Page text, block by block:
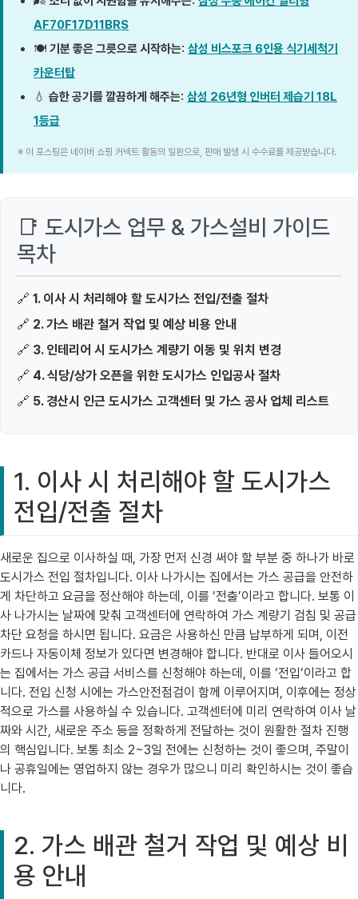
AF70F17D11BRS
🍽️ 기분 좋은 그릇으로 시작하는: 삼성 비스포크 6인용 식기세척기
카운터탑
💧 습한 공기를 깔끔하게 해주는: 삼성 26년형 인버터 제습기 18L
1등급
※ 이 포스팅은 네이버 쇼핑 커넥트 활동의 일환으로, 판매 발생 시 수수료를 제공받습니다.
📑 도시가스 업무 & 가스설비 가이드
목차
🔗 1. 이사 시 처리해야 할 도시가스 전입/전출 절차
🔗 2. 가스 배관 철거 작업 및 예상 비용 안내
🔗 3. 인테리어 시 도시가스 계량기 이동 및 위치 변경
🔗 4. 식당/상가 오픈을 위한 도시가스 인입공사 절차
🔗 5. 경산시 인근 도시가스 고객센터 및 가스 공사 업체 리스트
1. 이사 시 처리해야 할 도시가스
전입/전출 절차
새로운 집으로 이사하실 때, 가장 먼저 신경 써야 할 부분 중 하나가 바로
도시가스 전입 절차입니다. 이사 나가시는 집에서는 가스 공급을 안전하
게 차단하고 요금을 정산해야 하는데, 이를 ‘전출’이라고 합니다. 보통 이
사 나가시는 날짜에 맞춰 고객센터에 연락하여 가스 계량기 검침 및 공급
차단 요청을 하시면 됩니다. 요금은 사용하신 만큼 납부하게 되며, 이전
카드나 자동이체 정보가 있다면 변경해야 합니다. 반대로 이사 들어오시
는 집에서는 가스 공급 서비스를 신청해야 하는데, 이를 ‘전입’이라고 합
니다. 전입 신청 시에는 가스안전점검이 함께 이루어지며, 이후에는 정상
적으로 가스를 사용하실 수 있습니다. 고객센터에 미리 연락하여 이사 날
짜와 시간, 새로운 주소 등을 정확하게 전달하는 것이 원활한 절차 진행
의 핵심입니다. 보통 최소 2~3일 전에는 신청하는 것이 좋으며, 주말이
나 공휴일에는 영업하지 않는 경우가 많으니 미리 확인하시는 것이 좋습
니다.
2. 가스 배관 철거 작업 및 예상 비
용 안내